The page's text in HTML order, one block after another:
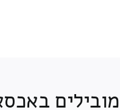
מובילים